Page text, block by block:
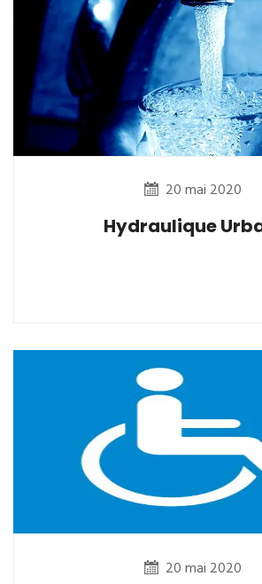
20 mai 2020
Hydraulique
20 mai 2020